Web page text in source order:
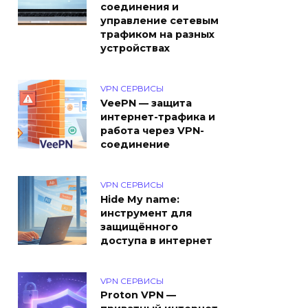
соединения и
управление сетевым
трафиком на разных
устройствах
VPN СЕРВИСЫ
VeePN — защита
интернет-трафика и
работа через VPN-
соединение
VPN СЕРВИСЫ
Hide My name:
инструмент для
защищённого
доступа в интернет
VPN СЕРВИСЫ
Proton VPN —